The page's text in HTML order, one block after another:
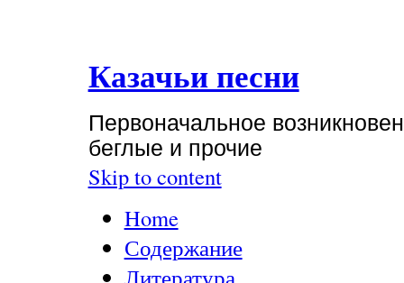
Казачьи песни
Первоначальное
беглые и прочие
Skip to content
Home
Содержание